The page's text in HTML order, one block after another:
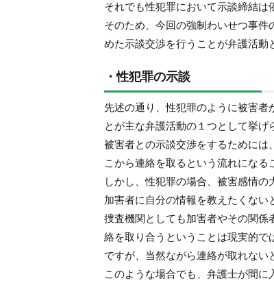
それでも性犯罪において示談締結は
そのため、今回の強制わいせつ事
めた示談交渉を行うことが弁護活動
・性犯罪の示談
先述の通り、性犯罪のように被害者
とが主な弁護活動の１つとして挙げ
被害者との示談交渉をするために
こから連絡を取るという流れになる
しかし、性犯罪の場合、被害感情の
加害者に自分の情報を教えたくない
捜査機関としても加害者やその関
絡を取り合うということは現実的で
ですが、当然ながら連絡が取れない
このような場合でも、弁護士が間